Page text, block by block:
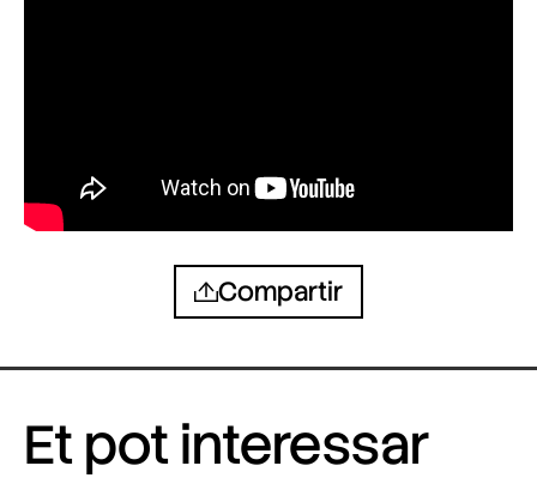
Compartir
Et pot interessar